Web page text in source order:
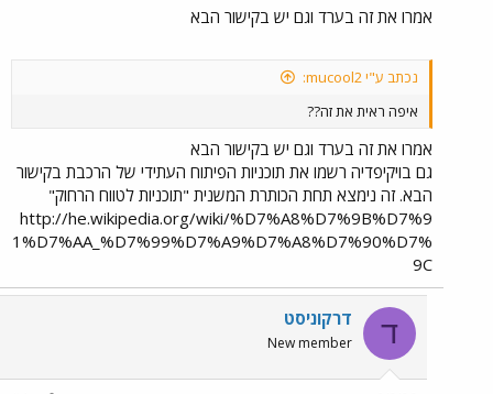
אמרו את זה בערד וגם יש בקישור הבא
נכתב ע"י mucool2:
איפה ראית את זה??
אמרו את זה בערד וגם יש בקישור הבא
גם בויקיפדיה רשמו את תוכניות הפיתוח העתידי של הרכבת בקישור
הבא. זה נימצא תחת הכותרת המשנית "תוכניות לטווח הרחוק"
http://he.wikipedia.org/wiki/%D7%A8%D7%9B%D7%9
1%D7%AA_%D7%99%D7%A9%D7%A8%D7%90%D7%
9C
ד דרקוניסט
New member